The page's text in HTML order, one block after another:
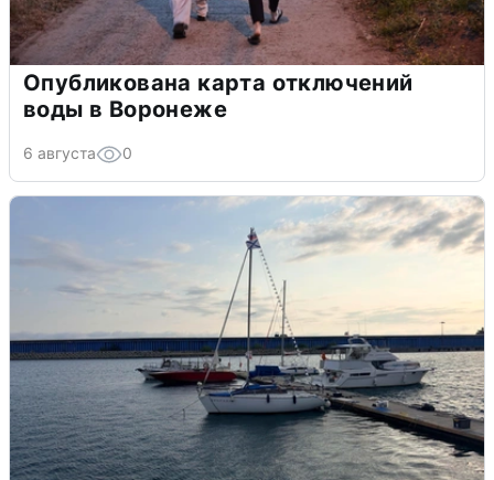
Опубликована карта отключений
воды в Воронеже
6 августа 0